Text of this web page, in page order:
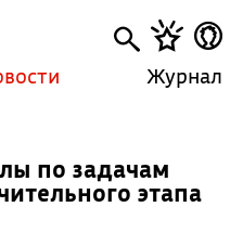
Журнал
по задачам
этапа